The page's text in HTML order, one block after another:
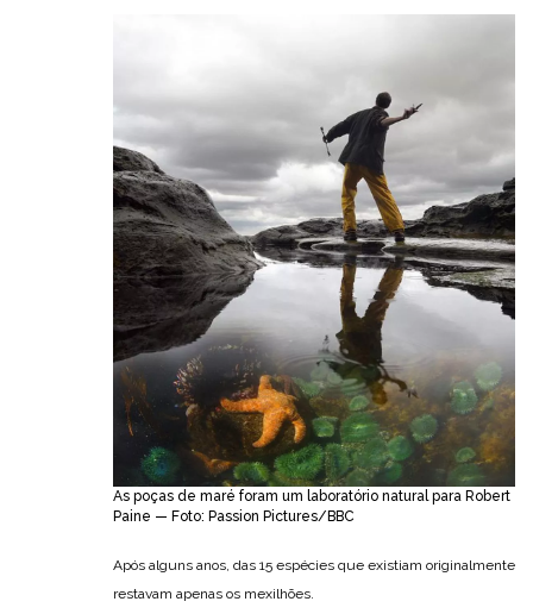
As poças de maré foram um laboratório natural para Robert
Paine — Foto: Passion Pictures/BBC
Após alguns anos, das 15 espécies que existiam originalmente
restavam apenas os mexilhões.